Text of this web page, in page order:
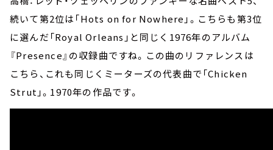
続いて第2位は「Hots on for Nowhere」。こちらも第3位
に選んだ「Royal Orleans」と同じく1976年のアルバム
『Presence』の収録曲ですね。この曲のリファレンスは
こちら、これも同じくミーターズの代表曲で「Chicken
Strut」。1970年の作品です。